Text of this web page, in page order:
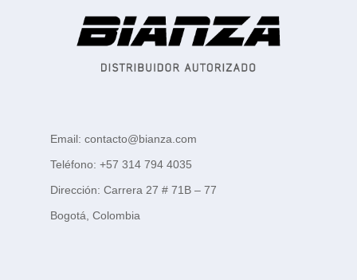
Email: contacto@bianza.com
Teléfono: +57 314 794 4035
Dirección: Carrera 27 # 71B – 77
Bogotá, Colombia